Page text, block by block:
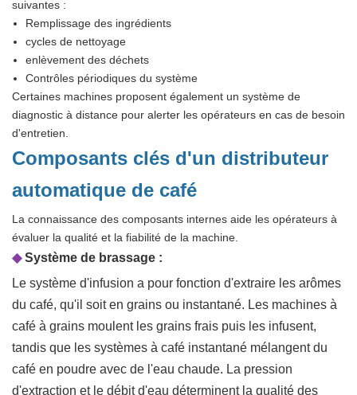
suivantes :
Remplissage des ingrédients
cycles de nettoyage
enlèvement des déchets
Contrôles périodiques du système
Certaines machines proposent également un système de
diagnostic à distance pour alerter les opérateurs en cas de besoin
d'entretien.
Composants clés d'un distributeur
automatique de café
La connaissance des composants internes aide les opérateurs à
évaluer la qualité et la fiabilité de la machine.
◆Système de brassage :
Le système d'infusion a pour fonction d'extraire les arômes
du café, qu'il soit en grains ou instantané. Les machines à
café à grains moulent les grains frais puis les infusent,
tandis que les systèmes à café instantané mélangent du
café en poudre avec de l'eau chaude. La pression
d'extraction et le débit d'eau déterminent la qualité des